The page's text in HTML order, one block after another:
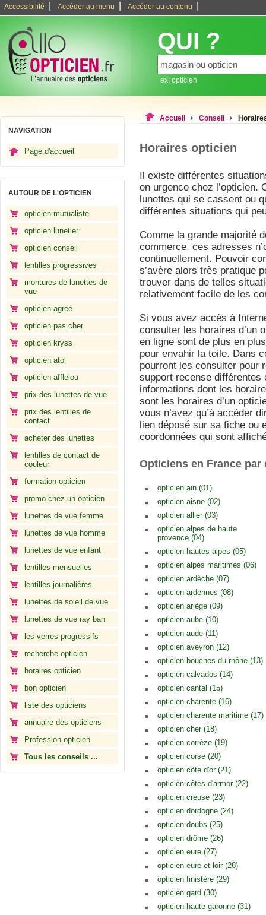
Accessibilité Accéder au menu Accéder au contenu
QUI ?
ex: opticien
NAVIGATION
Page d'accueil
AUTOUR DE L'OPTICIEN
opticien mutualiste
opticien lunetier
opticien conseil
lentilles progressives
montures de lunettes de
vue
opticien agréé
opticien pas cher
opticien kryss
opticien atol
opticien afflelou
prix des lunettes de vue
prix des lentilles de
contact
acheter des lunettes
lentilles de contact de
couleur
formation opticien
promo chez un opticien
lunettes de vue femme
lunettes de vue homme
lunettes de vue enfant
lentilles mensuelles
lentilles journalières
lunettes de soleil de vue
lunettes de vue ray ban
les verres progressifs
recherche opticien
horaires opticien
bon opticien
liste des opticiens
annuaire des opticiens
Profession opticien
Tous les conseils ...
Accueil Conseil
Horaires opticien
Il existe différentes
en urgence chez l’opticien.
lunettes qui se cassent ou
différentes situations qui
Comme la grande majorité
commerce, ces adresses
continuellement. Pouvoir
s’avère alors très pratique
trouver dans de telles
relativement facile de les
Si vous avez accès à
consulter les horaires d’un
en ligne sont de plus en
pour envahir la toile. Dans
pourront les consulter pour
support recense différentes
informations dont les
sont les horaires d’un
vous n’avez qu’à accéder
lien déposé sur sa fiche ou
coordonnées qui sont
Opticiens en France par
opticien ain (01)
opticien aisne (02)
opticien allier (03)
opticien alpes de haute
provence (04)
opticien hautes alpes (05)
opticien alpes maritimes (06)
opticien ardèche (07)
opticien ardennes (08)
opticien ariège (09)
opticien aube (10)
opticien aude (11)
opticien aveyron (12)
opticien bouches du rhône (13)
opticien calvados (14)
opticien cantal (15)
opticien charente (16)
opticien charente maritime (17)
opticien cher (18)
opticien corrèze (19)
opticien corse (20)
opticien côte d'or (21)
opticien côtes d'armor (22)
opticien creuse (23)
opticien dordogne (24)
opticien doubs (25)
opticien drôme (26)
opticien eure (27)
opticien eure et loir (28)
opticien finistère (29)
opticien gard (30)
opticien haute garonne (31)